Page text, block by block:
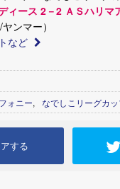
ィース 2－2 ＡＳハリマ
ンマー）
など
ォニー, なでしこリーグカ
する